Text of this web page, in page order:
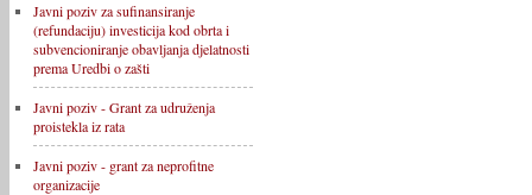
Javni poziv za sufinansiranje
(refundaciju) investicija kod obrta i
subvencioniranje obavljanja djelatnosti
prema Uredbi o zašti
Javni poziv - Grant za udruženja
proistekla iz rata
Javni poziv - grant za neprofitne
organizacije